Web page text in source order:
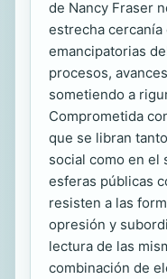
de Nancy Fraser
estrecha cercanía
emancipatorias
procesos,
sometiendo a
Comprometida
que se libran
social como en el
esferas públicas
resisten a las
opresión y
lectura de las
combinación de